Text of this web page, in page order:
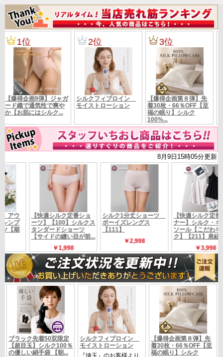
組成
■シルク100％
カラー
画像参照
サイズ
Ｍ～Lフリーサイズ 身幅置き寸法55ｃｍ（１周
110ｃｍ） 袖丈 42ｃｍ
着丈 68ｃｍ 肩幅 40ｃｍ
■ 生地詳細
シルク100％ 縫糸絹糸使用
定価10450円の品 （税別9500円）
店舗経費のかからないネット通販だけの訳ありプライス